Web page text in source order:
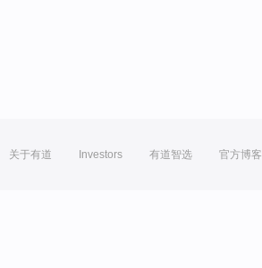
关于有道 Investors 有道智选 官方博客